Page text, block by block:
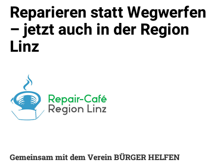
Reparieren statt Wegwerfen
– jetzt auch in der Region
Linz
Gemeinsam mit dem Verein BÜRGER HELFEN